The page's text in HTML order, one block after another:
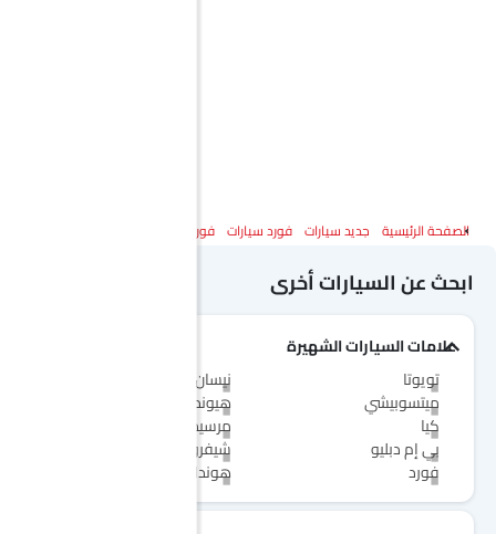
الصفحة الرئيسية جديد سيارات فورد سيارات فورد تورس
ابحث عن السيارات أخرى
علامات السيارات الشهيرة
تويوتا
نيسان
ميتسوبيشي
هيونداي
كيا
مرسيدس-بنز
بي إم دبليو
شيفروليه
فورد
هوندا